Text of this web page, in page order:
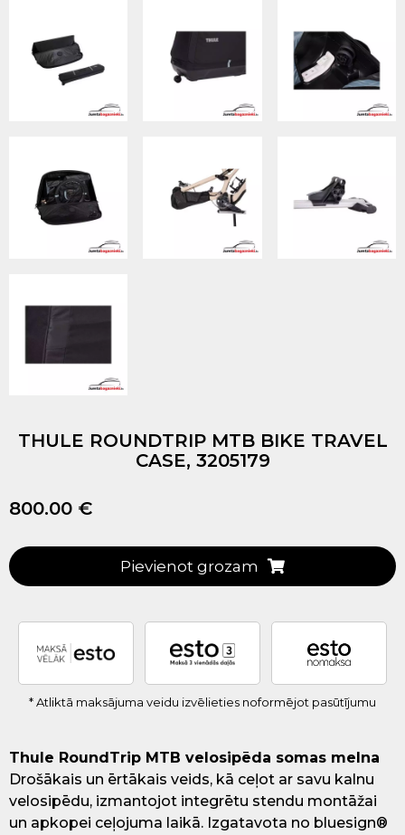
THULE ROUNDTRIP MTB BIKE TRAVEL
CASE, 3205179
800.00 €
Pievienot grozam
* Atliktā maksājuma veidu izvēlieties noformējot pasūtījumu
Thule RoundTrip MTB velosipēda somas melna
Drošākais un ērtākais veids, kā ceļot ar savu kalnu
velosipēdu, izmantojot integrētu stendu montāžai
un apkopei ceļojuma laikā. Izgatavota no bluesign®